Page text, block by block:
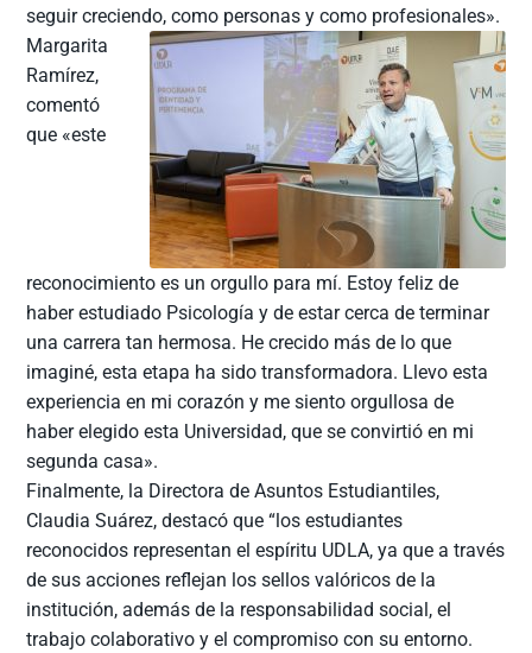
seguir creciendo, como personas y como profesionales».
Margarita
Ramírez,
comentó
que «este
reconocimiento es un orgullo para mí. Estoy feliz de
haber estudiado Psicología y de estar cerca de terminar
una carrera tan hermosa. He crecido más de lo que
imaginé, esta etapa ha sido transformadora. Llevo esta
experiencia en mi corazón y me siento orgullosa de
haber elegido esta Universidad, que se convirtió en mi
segunda casa».
Finalmente, la Directora de Asuntos Estudiantiles,
Claudia Suárez, destacó que “los estudiantes
reconocidos representan el espíritu UDLA, ya que a través
de sus acciones reflejan los sellos valóricos de la
institución, además de la responsabilidad social, el
trabajo colaborativo y el compromiso con su entorno.